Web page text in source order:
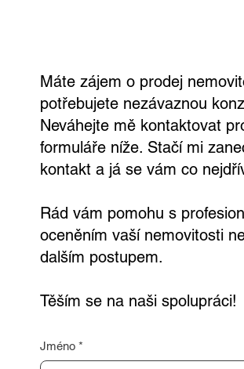
Máte zájem o prodej
potřebujete nezávaznou
Neváhejte mě kontaktovat
formuláře níže. Stačí mi
kontakt a já se vám co
Rád vám pomohu s
oceněním vaší nemovitosti
dalším postupem.
Těším se na naši spolupráci!
Jméno *